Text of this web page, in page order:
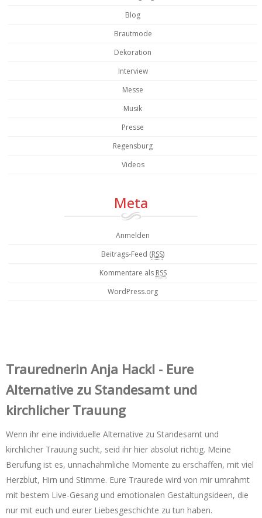
Blog
Brautmode
Dekoration
Interview
Messe
Musik
Presse
Regensburg
Videos
Meta
Anmelden
Beitrags-Feed (RSS)
Kommentare als RSS
WordPress.org
Trauredner‌in Anja Hackl - Eure
Alternative zu Standesamt und
kirchlicher Trauung
Wenn ihr eine individuelle Alternative zu Standesamt und
kirchlicher Trauung sucht, seid ihr hier absolut richtig. Meine
Berufung ist es, unnachahmliche Momente zu erschaffen, mit viel
Herzblut, Hirn und Stimme. Eure Traurede wird von mir umrahmt
mit bestem Live-Gesang und emotionalen Gestaltungsideen, die
nur mit euch und eurer Liebesgeschichte zu tun haben.